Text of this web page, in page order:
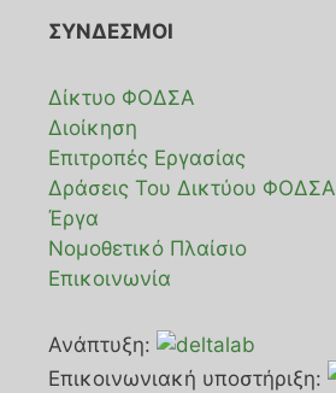
ΣΥΝΔΕΣΜΟΙ
Δίκτυο ΦΟΔΣΑ
Διοίκηση
Επιτροπές Εργασίας
Δράσεις Του Δικτύου ΦΟΔΣΑ
Έργα
Νομοθετικό Πλαίσιο
Επικοινωνία
Ανάπτυξη:
Επικοινωνιακή υποστήριξη: